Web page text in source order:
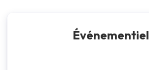
Événementiel